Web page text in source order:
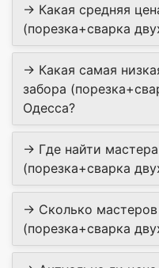
→ Какая средняя
(порезка+сварка
→ Какая самая
забора
Одесса?
→ Где найти
(порезка+сварка
→ Сколько
(порезка+сварка